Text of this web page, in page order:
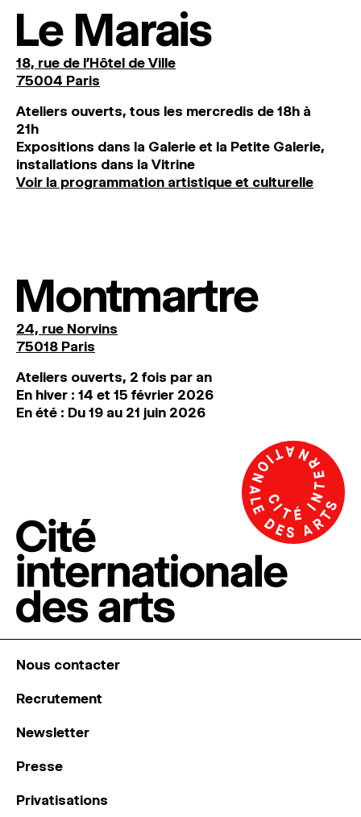
Le Marais
18, rue de l'Hôtel de Ville
75004 Paris
Ateliers ouverts, tous les mercredis de 18h à
21h
Expositions dans la Galerie et la Petite Galerie,
installations dans la Vitrine
Voir la programmation artistique et culturelle
Montmartre
24, rue Norvins
75018 Paris
Ateliers ouverts, 2 fois par an
En hiver : 14 et 15 février 2026
En été : Du 19 au 21 juin 2026
Nous contacter
Recrutement
Newsletter
Presse
Privatisations